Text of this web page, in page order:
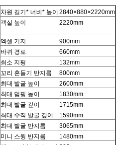
차원 길기* 너비* 높이 2840×880×2220mm
객실 높이 2220mm
엑셀 기지
900mm
바퀴 경로
660mm
최소 지평
132mm
꼬리 흔들기 반지름
800mm
최대 발굴 높이
2600mm
최대 덤핑 높이
1830mm
최대 발굴 깊이
1715mm
최대 수직 발굴 깊이
1590mm
최대 발굴 반지름
3065mm
미니 스윙 반지름
1480mm